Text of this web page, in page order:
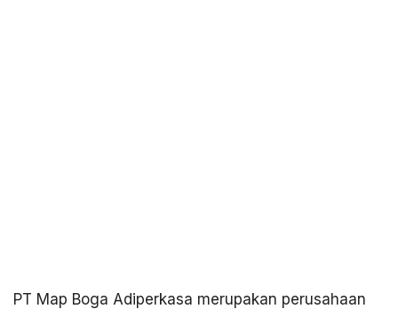
PT Map Boga Adiperkasa merupakan perusahaan